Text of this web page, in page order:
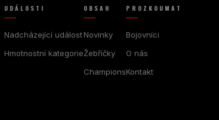
UDÁLOSTI
Nadcházející událost
Hmotnostní kategorie
OBSAH
Novinky
Žebříčky
Champions
PROZKOUMAT
Bojovníci
O nás
Kontakt